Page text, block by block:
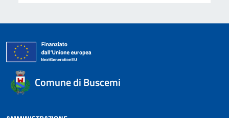
Comune di Buscemi